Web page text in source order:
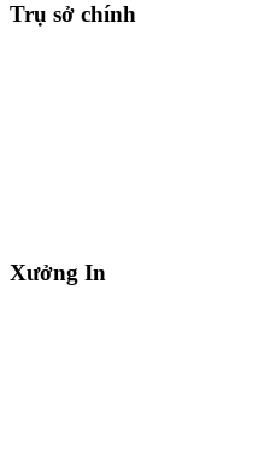
Trụ sở chính
Xưởng In